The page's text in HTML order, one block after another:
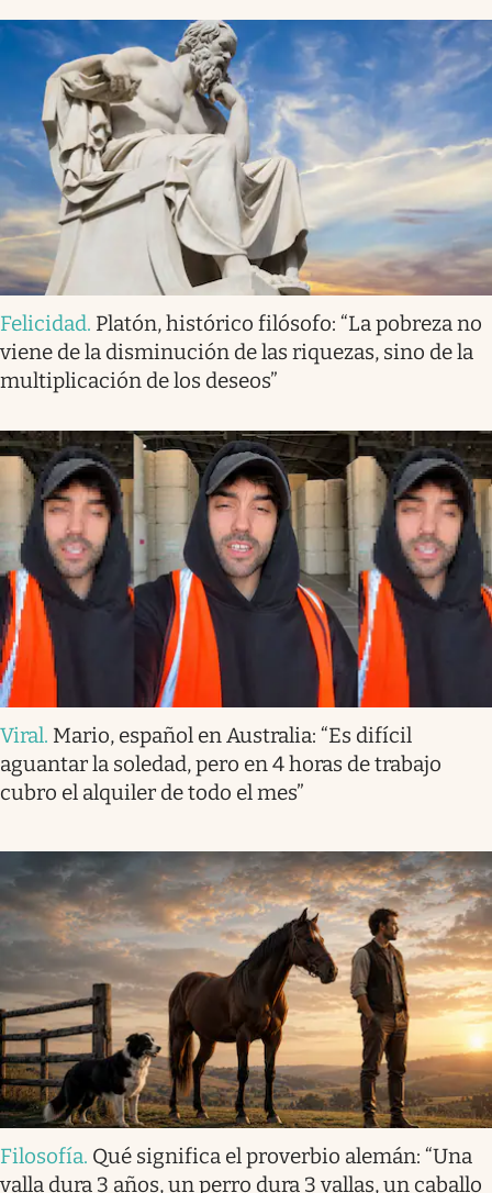
Felicidad. Platón, histórico filósofo: “La pobreza no
viene de la disminución de las riquezas, sino de la
multiplicación de los deseos”
Viral. Mario, español en Australia: “Es difícil
aguantar la soledad, pero en 4 horas de trabajo
cubro el alquiler de todo el mes”
Filosofía. Qué significa el proverbio alemán: “Una
valla dura 3 años, un perro dura 3 vallas, un caballo